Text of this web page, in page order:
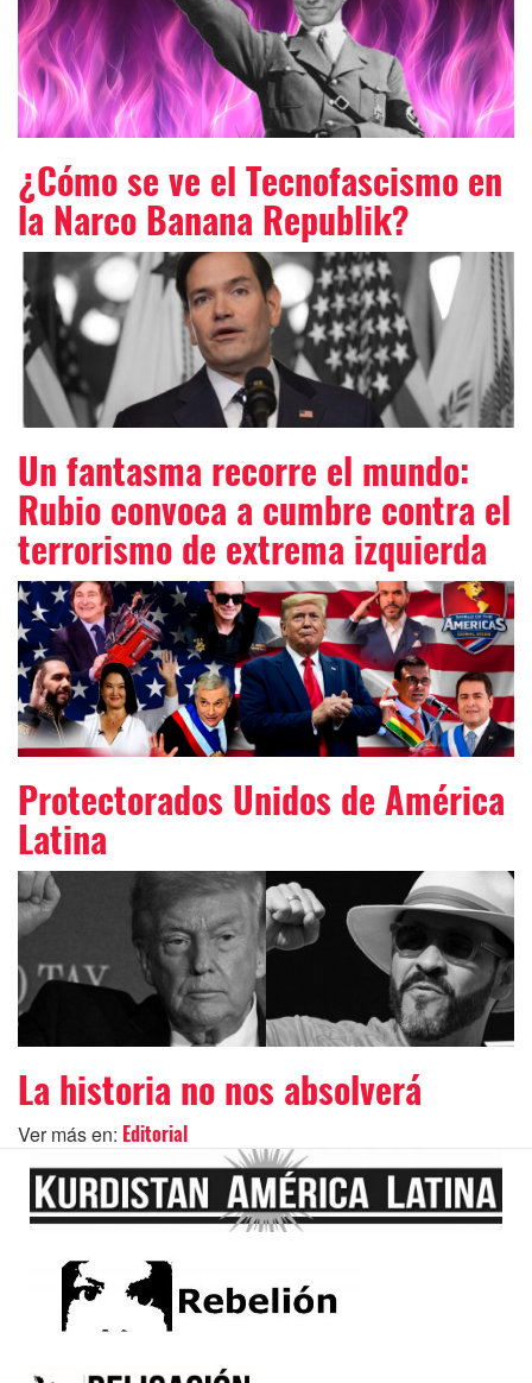
¿Cómo se ve el Tecnofascismo en
la Narco Banana Republik?
Un fantasma recorre el mundo:
Rubio convoca a cumbre contra el
terrorismo de extrema izquierda
Protectorados Unidos de América
Latina
La historia no nos absolverá
Ver más en: Editorial